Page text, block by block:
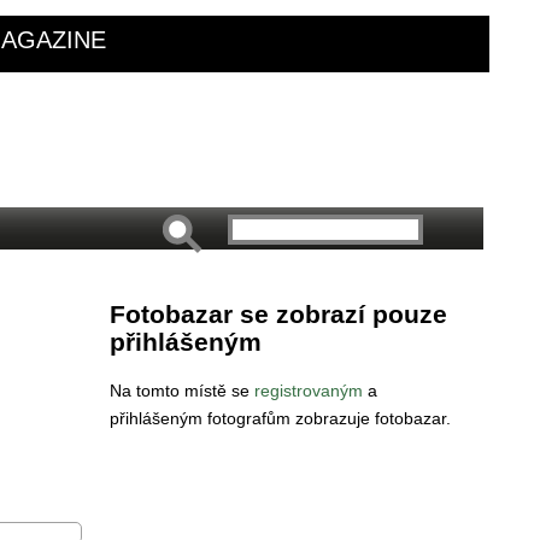
Fotobazar se zobrazí pouze
přihlášeným
Na tomto místě se registrovaným a
přihlášeným fotografům zobrazuje fotobazar.